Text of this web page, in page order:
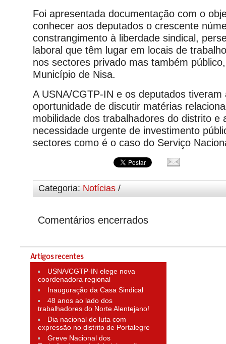
Foi apresentada documentação com o
conhecer aos deputados o crescente
constrangimento à liberdade sindical,
laboral que têm lugar em locais de
nos sectores privado mas também
Município de Nisa.
A USNA/CGTP-IN e os deputados tiveram
oportunidade de discutir matérias
mobilidade dos trabalhadores do distrito e
necessidade urgente de investimento
sectores como é o caso do Serviço
Categoria: Notícias /
Comentários encerrados
Artigos recentes
USNA/CGTP-IN elege nova
coordenadora regional
Inauguração da Casa Sindical
48 anos ao lado dos
trabalhadores do Norte Alentejano!
Dia nacional de luta com
expressão no distrito de Portalegre
Greve Nacional dos